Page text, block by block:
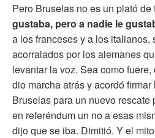
Pero Bruselas no es un plató
gustaba, pero a nadie le
a los franceses y a los italianos,
acorralados por los alemanes
levantar la voz. Sea como
dio marcha atrás y acordó
Bruselas para un nuevo
en referéndum un no a esas
dijo que se iba. Dimitió. Y el